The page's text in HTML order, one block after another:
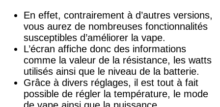
En effet, contrairement à d’autres versions,
vous aurez de nombreuses fonctionnalités
susceptibles d’améliorer la vape.
L’écran affiche donc des informations
comme la valeur de la résistance, les watts
utilisés ainsi que le niveau de la batterie.
Grâce à divers réglages, il est tout à fait
possible de régler la température, le mode